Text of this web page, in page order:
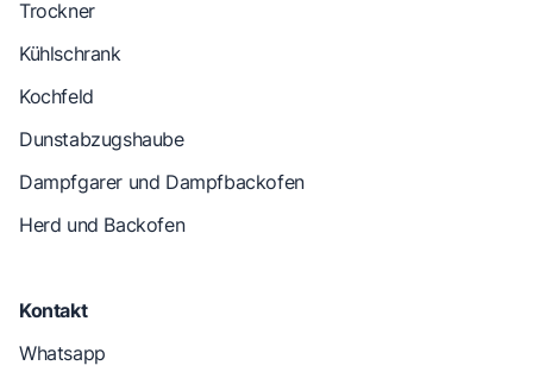
Trockner
Kühlschrank
Kochfeld
Dunstabzugshaube
Dampfgarer und Dampfbackofen
Herd und Backofen
Kontakt
Whatsapp